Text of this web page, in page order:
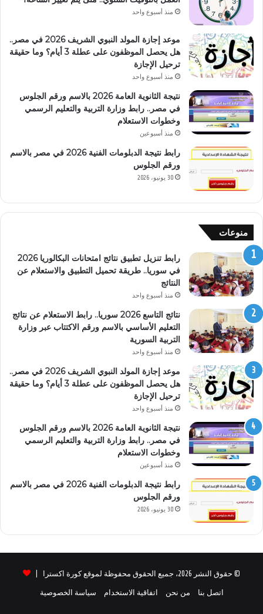
منذ أسبوع واحد
موعد إجازة المولد النبوي الشريف 2026 في مصر..
هل يحصل الموظفون على عطلة 3 أيام؟ وما حقيقة
ترحيل الإجازة
منذ أسبوع واحد
نتيجة الثانوية العامة 2026 بالاسم ورقم الجلوس
في مصر.. رابط وزارة التربية والتعليم الرسمي
وخطوات الاستعلام
منذ أسبوعين
رابط نتيجة الدبلومات الفنية 2026 في مصر بالاسم
ورقم الجلوس
30 يونيو، 2026
منوعات
رابط تنزيل تطبيق نتائج امتحانات البكالوريا 2026
في سوريا.. طريقة تحميل التطبيق والاستعلام عن
النتائج
منذ أسبوع واحد
نتائج التاسع 2026 سوريا.. رابط الاستعلام عن نتائج
التعليم الأساسي بالاسم ورقم الاكتتاب عبر وزارة
التربية السورية
منذ أسبوع واحد
موعد إجازة المولد النبوي الشريف 2026 في مصر..
هل يحصل الموظفون على عطلة 3 أيام؟ وما حقيقة
ترحيل الإجازة
منذ أسبوع واحد
نتيجة الثانوية العامة 2026 بالاسم ورقم الجلوس
في مصر.. رابط وزارة التربية والتعليم الرسمي
وخطوات الاستعلام
منذ أسبوعين
رابط نتيجة الدبلومات الفنية 2026 في مصر بالاسم
ورقم الجلوس
30 يونيو، 2026
© حقوق النشر 2026، جميع الحقوق محفوظة لموقع كورة اكسترا |
اتصل بنا من نحن اتفاقية الاستخدام سياسة الخصوصية